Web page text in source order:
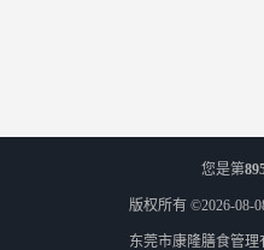
您是第
版权所有 ©2026-08-
东莞市康隆膳食管理